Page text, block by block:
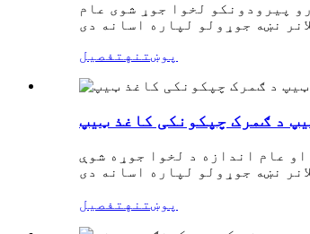
پیرودونکو لخوا جوړ شوی عام
پوښتنه تفصیل
د ګمرک چپکونکی کاغذ ټیپ
عام اندازه د لخوا جوړه شوې
پوښتنه تفصیل